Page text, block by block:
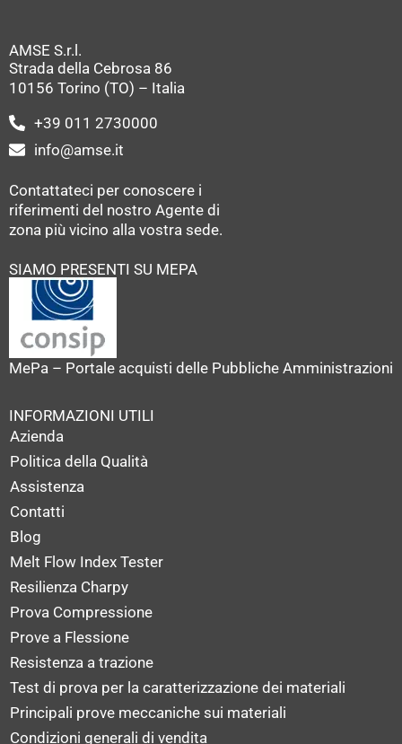
AMSE S.r.l.
Strada della Cebrosa 86
10156 Torino (TO) – Italia
+39 011 2730000
info@amse.it
Contattateci per conoscere i
riferimenti del nostro Agente di
zona più vicino alla vostra sede.
SIAMO PRESENTI SU MEPA
MePa – Portale acquisti delle Pubbliche Amministrazioni
INFORMAZIONI UTILI
Azienda
Politica della Qualità
Assistenza
Contatti
Blog
Melt Flow Index Tester
Resilienza Charpy
Prova Compressione
Prove a Flessione
Resistenza a trazione
Test di prova per la caratterizzazione dei materiali
Principali prove meccaniche sui materiali
Condizioni generali di vendita